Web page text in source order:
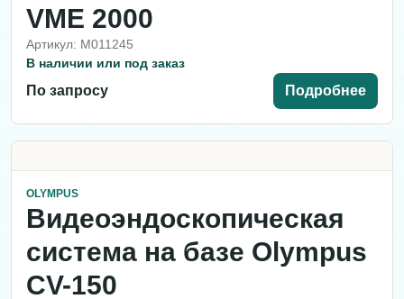
VME 2000
Артикул: M011245
В наличии или под заказ
По запросу Подробнее
OLYMPUS
Видеоэндоскопическая
система на базе Olympus
CV-150